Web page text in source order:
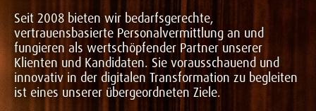
Seit 2008 bieten wir bedarfsgerechte,
vertrauensbasierte Personalvermittlung an und
fungieren als wertschöpfender Partner unserer
Klienten und Kandidaten. Sie vorausschauend und
innovativ in der digitalen Transformation zu begleiten
ist eines unserer übergeordneten Ziele.